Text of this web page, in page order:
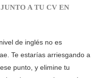
A TU CV EN
de inglés no es
Te estarías arriesgando a
punto, y elimine tu